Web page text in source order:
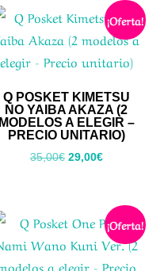
¡Oferta!
Q POSKET KIMETSU
NO YAIBA AKAZA (2
MODELOS A ELEGIR –
PRECIO UNITARIO)
35,00€ El
35,00€.
29,00€El
es:
29,00€.
¡Oferta!